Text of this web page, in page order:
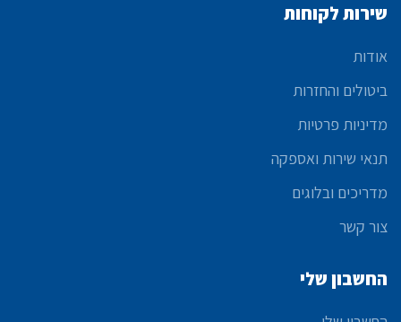
שירות לקוחות
אודות
ביטולים והחזרות
מדיניות פרטיות
תנאי שירות ואספקה
מדריכים ובלוגים
צור קשר
החשבון שלי